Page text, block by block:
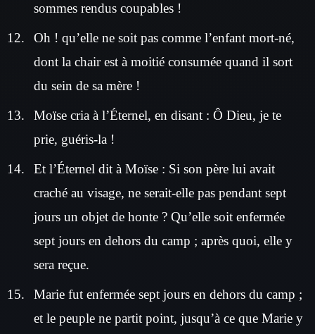
sommes rendus coupables !
Oh ! qu’elle ne soit pas comme l’enfant mort-né,
dont la chair est à moitié consumée quand il sort
du sein de sa mère !
Moïse cria à l’Éternel, en disant : Ô Dieu, je te
prie, guéris-la !
Et l’Éternel dit à Moïse : Si son père lui avait
craché au visage, ne serait-elle pas pendant sept
jours un objet de honte ? Qu’elle soit enfermée
sept jours en dehors du camp ; après quoi, elle y
sera reçue.
Marie fut enfermée sept jours en dehors du camp ;
et le peuple ne partit point, jusqu’à ce que Marie y